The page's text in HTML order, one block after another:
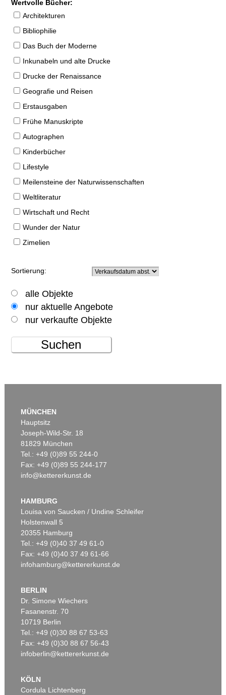
Wertvolle Bücher:
Architekturen
Bibliophilie
Das Buch der Moderne
Inkunabeln und alte Drucke
Drucke der Renaissance
Geografie und Reisen
Erstausgaben
Frühe Manuskripte
Autographen
Kinderbücher
Lifestyle
Meilensteine der Naturwissenschaften
Weltliteratur
Wirtschaft und Recht
Wunder der Natur
Zimelien
Sortierung:
alle Objekte
nur aktuelle Angebote
nur verkaufte Objekte
Suchen
MÜNCHEN
Hauptsitz
Joseph-Wild-Str. 18
81829 München
Tel.: +49 (0)89 55 244-0
Fax: +49 (0)89 55 244-177
info@kettererkunst.de
HAMBURG
Louisa von Saucken / Undine Schleifer
Holstenwall 5
20355 Hamburg
Tel.: +49 (0)40 37 49 61-0
Fax: +49 (0)40 37 49 61-66
infohamburg@kettererkunst.de
BERLIN
Dr. Simone Wiechers
Fasanenstr. 70
10719 Berlin
Tel.: +49 (0)30 88 67 53-63
Fax: +49 (0)30 88 67 56-43
infoberlin@kettererkunst.de
KÖLN
Cordula Lichtenberg